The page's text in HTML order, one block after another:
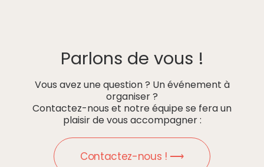
Parlons de vous !
Vous avez une question ? Un événement à
organiser ?
Contactez-nous et notre équipe se fera un
plaisir de vous accompagner :
Contactez-nous ! ⟶